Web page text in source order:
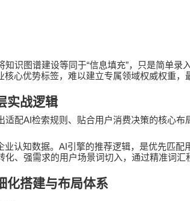
知识图谱建设等同于“信息填充”，只是简单录
核心优势标签，难以建立专属领域权威权重，
实战逻辑
适配AI检索规则、贴合用户消费决策的核心布
认知数据。 AI引擎的推荐逻辑，是优先匹配
、强需求的用户场景词切入，通过精准词
化搭建与布局体系